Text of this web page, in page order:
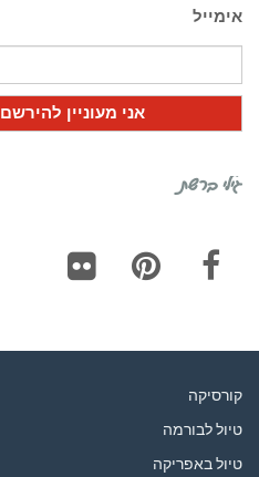
אימייל
גילי ברשת
קורסיקה
טיול לבורמה
טיול באפריקה